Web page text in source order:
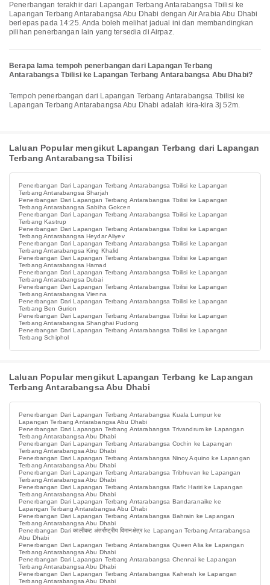
Penerbangan terakhir dari Lapangan Terbang Antarabangsa Tbilisi ke
Lapangan Terbang Antarabangsa Abu Dhabi dengan Air Arabia Abu Dhabi
berlepas pada 14:25. Anda boleh melihat jadual ini dan membandingkan
pilihan penerbangan lain yang tersedia di Airpaz.
Berapa lama tempoh penerbangan dari Lapangan Terbang
Antarabangsa Tbilisi ke Lapangan Terbang Antarabangsa Abu Dhabi?
Tempoh penerbangan dari Lapangan Terbang Antarabangsa Tbilisi ke
Lapangan Terbang Antarabangsa Abu Dhabi adalah kira-kira 3j 52m.
Laluan Popular mengikut Lapangan Terbang dari Lapangan
Terbang Antarabangsa Tbilisi
Penerbangan Dari Lapangan Terbang Antarabangsa Tbilisi ke Lapangan
Terbang Antarabangsa Sharjah
Penerbangan Dari Lapangan Terbang Antarabangsa Tbilisi ke Lapangan
Terbang Antarabangsa Sabiha Gokcen
Penerbangan Dari Lapangan Terbang Antarabangsa Tbilisi ke Lapangan
Terbang Kastrup
Penerbangan Dari Lapangan Terbang Antarabangsa Tbilisi ke Lapangan
Terbang Antarabangsa Heydar Aliyev
Penerbangan Dari Lapangan Terbang Antarabangsa Tbilisi ke Lapangan
Terbang Antarabangsa King Khalid
Penerbangan Dari Lapangan Terbang Antarabangsa Tbilisi ke Lapangan
Terbang Antarabangsa Hamad
Penerbangan Dari Lapangan Terbang Antarabangsa Tbilisi ke Lapangan
Terbang Antarabangsa Dubai
Penerbangan Dari Lapangan Terbang Antarabangsa Tbilisi ke Lapangan
Terbang Antarabangsa Vienna
Penerbangan Dari Lapangan Terbang Antarabangsa Tbilisi ke Lapangan
Terbang Ben Gurion
Penerbangan Dari Lapangan Terbang Antarabangsa Tbilisi ke Lapangan
Terbang Antarabangsa Shanghai Pudong
Penerbangan Dari Lapangan Terbang Antarabangsa Tbilisi ke Lapangan
Terbang Schiphol
Laluan Popular mengikut Lapangan Terbang ke Lapangan
Terbang Antarabangsa Abu Dhabi
Penerbangan Dari Lapangan Terbang Antarabangsa Kuala Lumpur ke
Lapangan Terbang Antarabangsa Abu Dhabi
Penerbangan Dari Lapangan Terbang Antarabangsa Trivandrum ke Lapangan
Terbang Antarabangsa Abu Dhabi
Penerbangan Dari Lapangan Terbang Antarabangsa Cochin ke Lapangan
Terbang Antarabangsa Abu Dhabi
Penerbangan Dari Lapangan Terbang Antarabangsa Ninoy Aquino ke Lapangan
Terbang Antarabangsa Abu Dhabi
Penerbangan Dari Lapangan Terbang Antarabangsa Tribhuvan ke Lapangan
Terbang Antarabangsa Abu Dhabi
Penerbangan Dari Lapangan Terbang Antarabangsa Rafic Hariri ke Lapangan
Terbang Antarabangsa Abu Dhabi
Penerbangan Dari Lapangan Terbang Antarabangsa Bandaranaike ke
Lapangan Terbang Antarabangsa Abu Dhabi
Penerbangan Dari Lapangan Terbang Antarabangsa Bahrain ke Lapangan
Terbang Antarabangsa Abu Dhabi
Penerbangan Dari कालीकट अंतर्राष्ट्रीय विमानक्षेत्र ke Lapangan Terbang Antarabangsa
Abu Dhabi
Penerbangan Dari Lapangan Terbang Antarabangsa Queen Alia ke Lapangan
Terbang Antarabangsa Abu Dhabi
Penerbangan Dari Lapangan Terbang Antarabangsa Chennai ke Lapangan
Terbang Antarabangsa Abu Dhabi
Penerbangan Dari Lapangan Terbang Antarabangsa Kaherah ke Lapangan
Terbang Antarabangsa Abu Dhabi